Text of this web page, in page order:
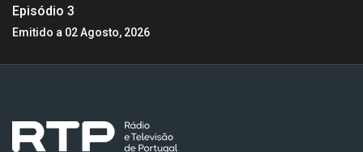
Episódio 3
Emitido a 02 Agosto, 2026